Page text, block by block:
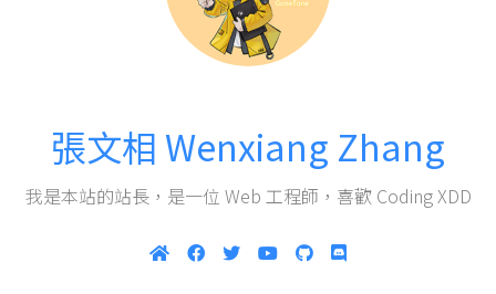
張文相 Wenxiang Zhang
我是本站的站長，是一位 Web 工程師，喜歡 Coding XDD